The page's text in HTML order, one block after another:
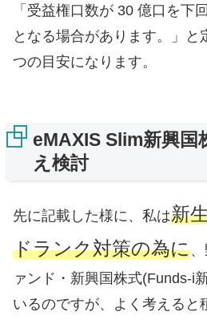
「受益権⼝数が 30 億⼝を下
となる場合があります。」と
つの目安になります。
eMAXIS Slim新興国
え検討
先に記載した様に、私は新
ドランク対策の為に
ァンド・新興国株式(Funds-i
いるのですが、よく考えると